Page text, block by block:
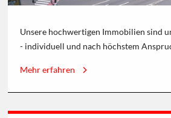
Unsere hochwertigen Immobilien sind
- individuell und nach höchstem
Mehr erfahren